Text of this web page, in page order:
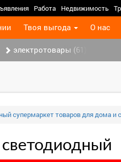
Работа Недвижимость
Твоя выгода О нас
электротовары (61)
супермаркет товаров для дома и